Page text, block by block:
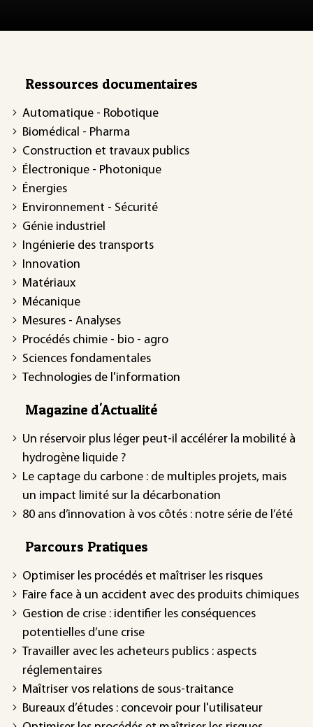
Ressources documentaires
Automatique - Robotique
Biomédical - Pharma
Construction et travaux publics
Électronique - Photonique
Énergies
Environnement - Sécurité
Génie industriel
Ingénierie des transports
Innovation
Matériaux
Mécanique
Mesures - Analyses
Procédés chimie - bio - agro
Sciences fondamentales
Technologies de l'information
Magazine d'Actualité
Un réservoir plus léger peut-il accélérer la mobilité à
hydrogène liquide ?
Le captage du carbone : de multiples projets, mais
un impact limité sur la décarbonation
80 ans d’innovation à vos côtés : notre série de l’été
Parcours Pratiques
Optimiser les procédés et maîtriser les risques
Faire face à un accident avec des produits chimiques
Gestion de crise : identifier les conséquences
potentielles d’une crise
Travailler avec les acheteurs publics : aspects
réglementaires
Maîtriser vos relations de sous-traitance
Bureaux d’études : concevoir pour l'utilisateur